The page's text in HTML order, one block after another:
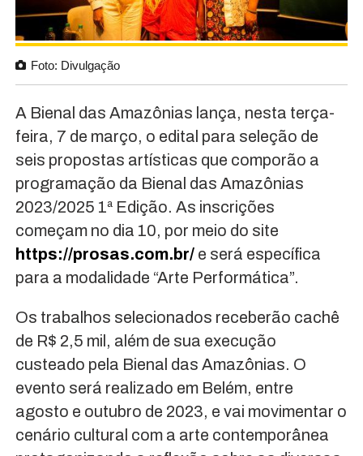
Foto: Divulgação
A Bienal das Amazônias lança, nesta terça-
feira, 7 de março, o edital para seleção de
seis propostas artísticas que comporão a
programação da Bienal das Amazônias
2023/2025 1ª Edição. As inscrições
começam no dia 10, por meio do site
https://prosas.com.br/e será específica
para a modalidade “Arte Performática”.
Os trabalhos selecionados receberão cachê
de R$ 2,5 mil, além de sua execução
custeado pela Bienal das Amazônias. O
evento será realizado em Belém, entre
agosto e outubro de 2023, e vai movimentar o
cenário cultural com a arte contemporânea